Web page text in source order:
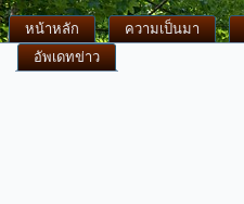
หน้าหลัก ความเป็นมา
อัพเดทข่าว